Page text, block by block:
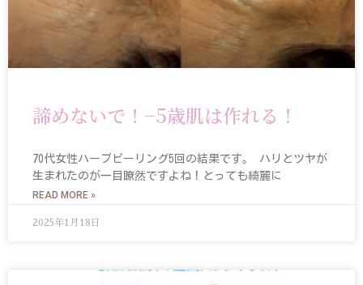
諦めないで！−5歳肌は作れる！
70代女性ハーブピーリング5回の結果です。 ハリとツヤが
生まれたのが一目瞭然ですよね！とっても綺麗に
READ MORE »
2025年1月18日